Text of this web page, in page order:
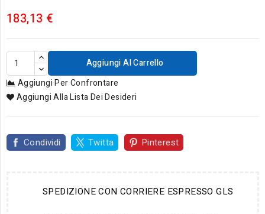
183,13 €
Aggiungi Al Carrello
Aggiungi Per Confrontare
Aggiungi Alla Lista Dei Desideri
Condividi Twitta Pinterest
SPEDIZIONE CON CORRIERE ESPRESSO GLS